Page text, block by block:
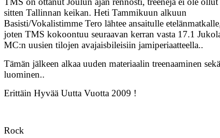
sitten Tallinnan keikan. Heti Tammikuun alkuun
Basisti/Vokalistimme Tero lähtee ansaitulle
joten TMS kokoontuu seuraavan kerran vasta 17.1
MC:n uusien tilojen avajaisbileisiin jamiperiaatteella..
Tämän jälkeen alkaa uuden materiaalin treenaaminen sekä
luominen..
Erittäin Hyvää Uutta Vuotta 2009 !
Rock